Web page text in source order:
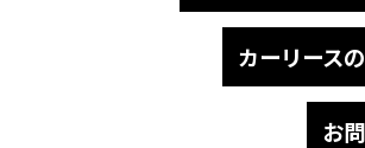
カーリースの
お